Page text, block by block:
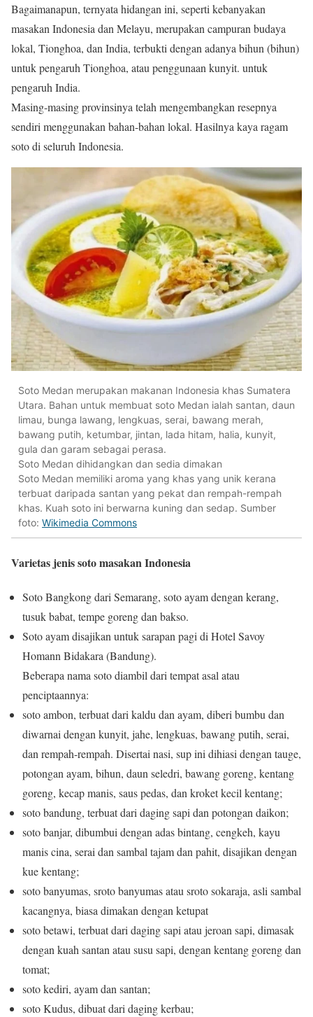
Bagaimanapun, ternyata hidangan ini, seperti kebanyakan
masakan Indonesia dan Melayu, merupakan campuran budaya
lokal, Tionghoa, dan India, terbukti dengan adanya bihun (bihun)
untuk pengaruh Tionghoa, atau penggunaan kunyit. untuk
pengaruh India.
Masing-masing provinsinya telah mengembangkan resepnya
sendiri menggunakan bahan-bahan lokal. Hasilnya kaya ragam
soto di seluruh Indonesia.
Soto Medan merupakan makanan Indonesia khas Sumatera
Utara. Bahan untuk membuat soto Medan ialah santan, daun
limau, bunga lawang, lengkuas, serai, bawang merah,
bawang putih, ketumbar, jintan, lada hitam, halia, kunyit,
gula dan garam sebagai perasa.
Soto Medan dihidangkan dan sedia dimakan
Soto Medan memiliki aroma yang khas yang unik kerana
terbuat daripada santan yang pekat dan rempah-rempah
khas. Kuah soto ini berwarna kuning dan sedap. Sumber
foto: Wikimedia Commons
Varietas jenis soto masakan Indonesia
Soto Bangkong dari Semarang, soto ayam dengan kerang,
tusuk babat, tempe goreng dan bakso.
Soto ayam disajikan untuk sarapan pagi di Hotel Savoy
Homann Bidakara (Bandung).
Beberapa nama soto diambil dari tempat asal atau
penciptaannya:
soto ambon, terbuat dari kaldu dan ayam, diberi bumbu dan
diwarnai dengan kunyit, jahe, lengkuas, bawang putih, serai,
dan rempah-rempah. Disertai nasi, sup ini dihiasi dengan tauge,
potongan ayam, bihun, daun seledri, bawang goreng, kentang
goreng, kecap manis, saus pedas, dan kroket kecil kentang;
soto bandung, terbuat dari daging sapi dan potongan daikon;
soto banjar, dibumbui dengan adas bintang, cengkeh, kayu
manis cina, serai dan sambal tajam dan pahit, disajikan dengan
kue kentang;
soto banyumas, sroto banyumas atau sroto sokaraja, asli sambal
kacangnya, biasa dimakan dengan ketupat
soto betawi, terbuat dari daging sapi atau jeroan sapi, dimasak
dengan kuah santan atau susu sapi, dengan kentang goreng dan
tomat;
soto kediri, ayam dan santan;
soto Kudus, dibuat dari daging kerbau;